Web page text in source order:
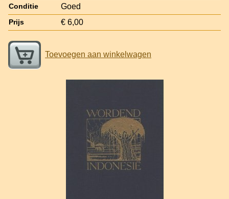
Conditie Goed
Prijs € 6,00
Toevoegen aan winkelwagen